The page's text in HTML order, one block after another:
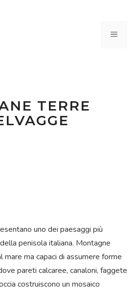
TERRE
uno dei paesaggi più
penisola italiana. Montagne
mare ma capaci di assumere forme
pareti calcaree, canaloni, faggete
costruiscono un mosaico